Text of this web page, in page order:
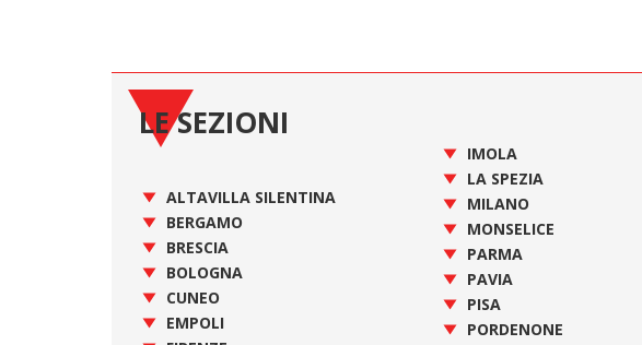
LE SEZIONI
ALTAVILLA SILENTINA
BERGAMO
BRESCIA
BOLOGNA
CUNEO
EMPOLI
IMOLA
LA SPEZIA
MILANO
MONSELICE
PARMA
PAVIA
PISA
PORDENONE